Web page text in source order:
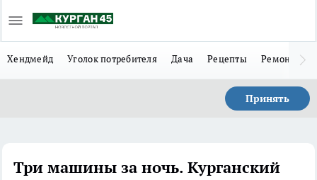
Хендмейд Уголок потребителя Дача Рецепты Ремонт
Принять
Три машины за ночь. Курганский